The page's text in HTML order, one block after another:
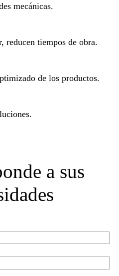
mecánicas.
reducen tiempos de obra.
de los productos.
a sus